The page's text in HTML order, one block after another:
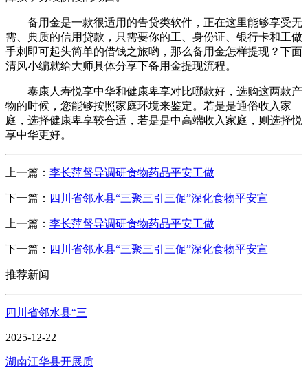
备用金是一款很适用的告贷类软件，正在这里能够享受无
需、典质的信用贷款，只需要你的工、身份证、银行卡和工做
手刺即可起头简单的借钱之旅哟，那么备用金怎样提现？下面
清风小编就给大师具体分享下备用金提现流程。
泰康人寿悦享中华和健康卑享对比哪款好，选购这两款产
物的时候，您能够按照家庭环境来鉴定。若是是通俗收入家
庭，选择健康卑享较合适，若是是中高端收入家庭，则选择悦
享中华更好。
上一篇： 李长萍督导调研食物药品平安工做
下一篇： 四川省邻水县“三聚三引三促”深化食物平安宣
上一篇： 李长萍督导调研食物药品平安工做
下一篇： 四川省邻水县“三聚三引三促”深化食物平安宣
推荐新闻
四川省邻水县“三
2025-12-22
湖南江华县开展质